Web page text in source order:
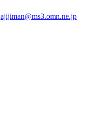
ajijiman@ms3.omn.ne.jp